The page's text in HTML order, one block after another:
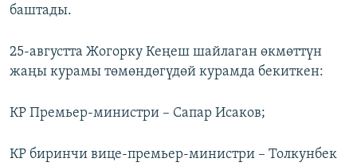
баштады.
25-августта Жогорку Кеңеш шайлаган өкмөттүн
жаңы курамы төмөндөгүдөй курамда бекиткен:
КР Премьер-министри – Сапар Исаков;
КР биринчи вице-премьер-министри – Толкунбек